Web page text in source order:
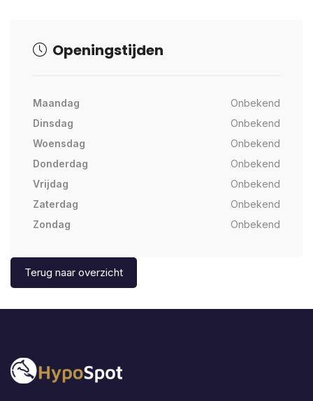
Openingstijden
Maandag
Onbekend
Dinsdag
Onbekend
Woensdag
Onbekend
Donderdag
Onbekend
Vrijdag
Onbekend
Zaterdag
Onbekend
Zondag
Onbekend
Terug naar overzicht